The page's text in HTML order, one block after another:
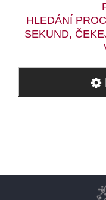
HLEDÁNÍ
SEKUND,